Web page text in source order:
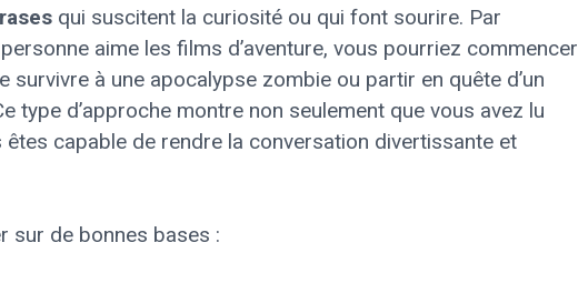
qui suscitent la curiosité ou qui font sourire. Par
aime les films d’aventure, vous pourriez commencer
survivre à une apocalypse zombie ou partir en quête d’un
type d’approche montre non seulement que vous avez lu
êtes capable de rendre la conversation divertissante et
sur de bonnes bases :